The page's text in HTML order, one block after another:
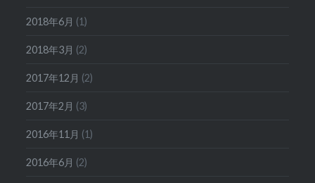
2018年6月 (1)
2018年3月 (2)
2017年12月 (2)
2017年2月 (3)
2016年11月 (1)
2016年6月 (2)